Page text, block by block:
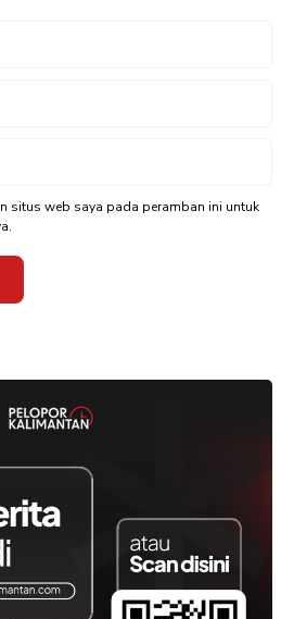
situs web saya pada peramban ini untuk